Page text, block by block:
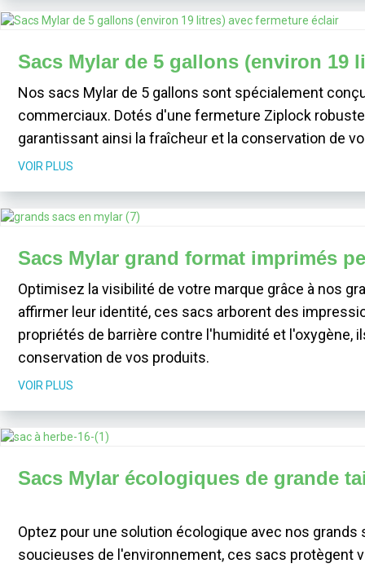
Sacs Mylar de 5 gallons (environ 19
Nos sacs Mylar de 5 gallons sont spécialement
commerciaux. Dotés d'une fermeture Ziplock
garantissant ainsi la fraîcheur et la conservation de
VOIR PLUS
Sacs Mylar grand format imprimés
Optimisez la visibilité de votre marque grâce à nos
affirmer leur identité, ces sacs arborent des
propriétés de barrière contre l'humidité et l'oxygène,
conservation de vos produits.
VOIR PLUS
Sacs Mylar écologiques de grande
Optez pour une solution écologique avec nos
soucieuses de l'environnement, ces sacs protègent